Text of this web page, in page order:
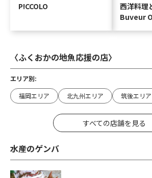
P!CCOLO
西洋料理
Buveur
〈ふくおかの地魚応援の店〉
エリア別:
福岡エリア
北九州エリア 筑後エリア
すべての店舗を見る
水産のゲンバ